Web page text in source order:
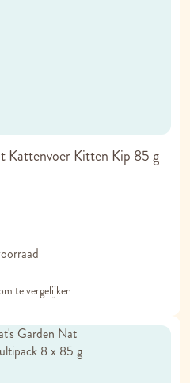
Kattenvoer Kitten Kip 85 g
te vergelijken